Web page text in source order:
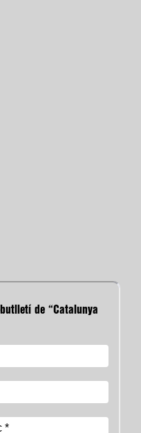
de “Catalunya